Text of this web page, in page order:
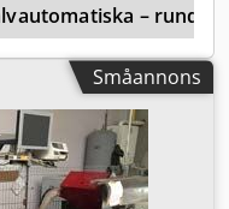
olja/luft-
2-30 mm för
3 m
10
Hpj Anvef
– rund
Småannons